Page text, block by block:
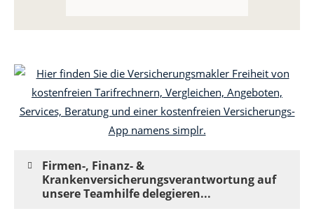
Firmen-, Finanz- &
Krankenversicherungsverantwortung auf
unsere Teamhilfe delegieren...